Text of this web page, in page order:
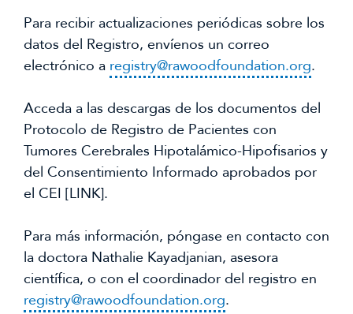
investigación no puede realizarse sin ellos.
Todo intercambio de datos se realiza de
acuerdo con las directrices de acceso e
protocolo del registro aprobado por el
CEI. Se elimina cualquier información que
identifique a los participantes. Las únicas
personas con acceso directo a los datos
del registro son los investigadores del
Para recibir actualizaciones periódicas sobre los
datos del Registro, envíenos un correo
electrónico a registry@rawoodfoundation.org.
Acceda a las descargas de los documentos del
Protocolo de Registro de Pacientes con
Tumores Cerebrales Hipotalámico-Hipofisarios y
del Consentimiento Informado aprobados por
el CEI [LINK].
Para más información, póngase en contacto con
la doctora Nathalie Kayadjanian, asesora
científica, o con el coordinador del registro en
registry@rawoodfoundation.org.